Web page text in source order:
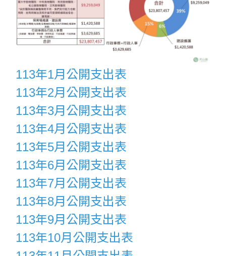
113年1月公開支出表
113年2月公開支出表
113年3月公開支出表
113年4月公開支出表
113年5月公開支出表
113年6月公開支出表
113年7月公開支出表
113年8月公開支出表
113年9月公開支出表
113年10月公開支出表